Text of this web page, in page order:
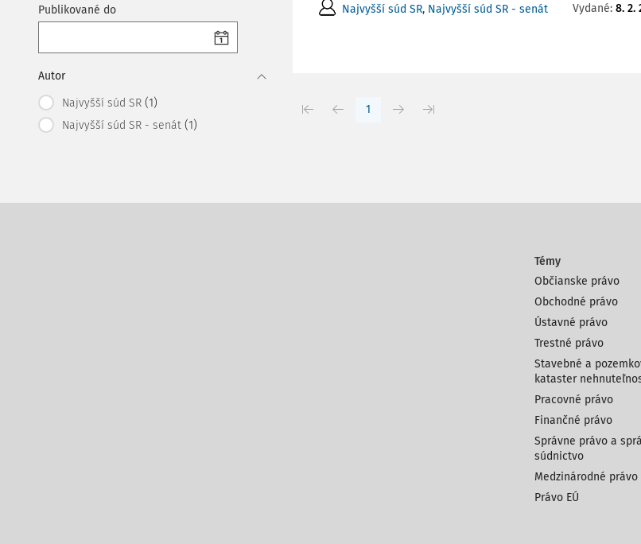
Publikované do
Autor
Najvyšší súd SR (1)
Najvyšší súd SR - senát (1)
Najvyšší súd SR, Najvyšší súd SR - senát Vydané: 8. 2.
1
Témy
Občianske právo
Obchodné právo
Ústavné právo
Trestné právo
Stavebné a
kataster
Pracovné právo
Finančné právo
Správne právo a
súdnictvo
Medzinárodné právo
Právo EÚ